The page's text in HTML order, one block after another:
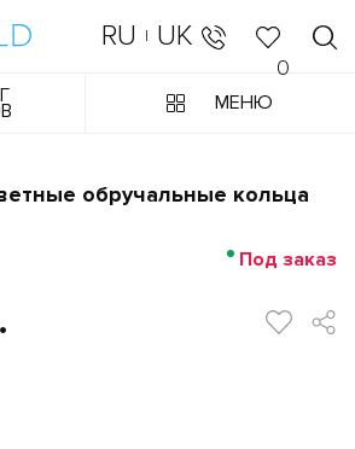
RU | UK
0
МЕНЮ
обручальные кольца
Под заказ